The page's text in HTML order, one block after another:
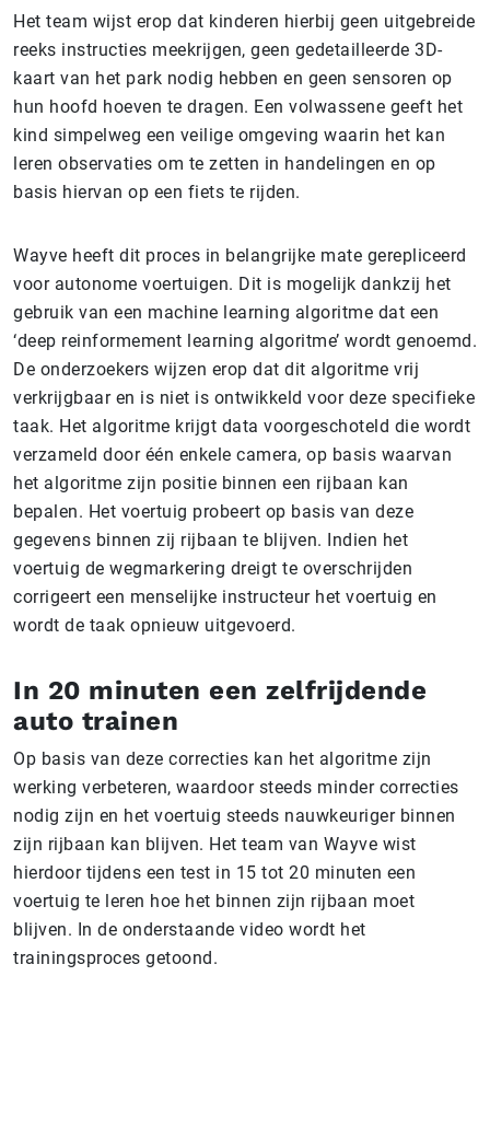
Het team wijst erop dat kinderen hierbij geen uitgebreide
reeks instructies meekrijgen, geen gedetailleerde 3D-
kaart van het park nodig hebben en geen sensoren op
hun hoofd hoeven te dragen. Een volwassene geeft het
kind simpelweg een veilige omgeving waarin het kan
leren observaties om te zetten in handelingen en op
basis hiervan op een fiets te rijden.
Wayve heeft dit proces in belangrijke mate gerepliceerd
voor autonome voertuigen. Dit is mogelijk dankzij het
gebruik van een machine learning algoritme dat een
‘deep reinformement learning algoritme’ wordt genoemd.
De onderzoekers wijzen erop dat dit algoritme vrij
verkrijgbaar en is niet is ontwikkeld voor deze specifieke
taak. Het algoritme krijgt data voorgeschoteld die wordt
verzameld door één enkele camera, op basis waarvan
het algoritme zijn positie binnen een rijbaan kan
bepalen. Het voertuig probeert op basis van deze
gegevens binnen zij rijbaan te blijven. Indien het
voertuig de wegmarkering dreigt te overschrijden
corrigeert een menselijke instructeur het voertuig en
wordt de taak opnieuw uitgevoerd.
In 20 minuten een zelfrijdende
auto trainen
Op basis van deze correcties kan het algoritme zijn
werking verbeteren, waardoor steeds minder correcties
nodig zijn en het voertuig steeds nauwkeuriger binnen
zijn rijbaan kan blijven. Het team van Wayve wist
hierdoor tijdens een test in 15 tot 20 minuten een
voertuig te leren hoe het binnen zijn rijbaan moet
blijven. In de onderstaande video wordt het
trainingsproces getoond.